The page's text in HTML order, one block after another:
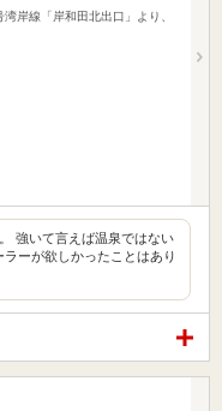
岸線「岸和田北出口」より、
強いて言えば温泉ではない
ーが欲しかったことはあり